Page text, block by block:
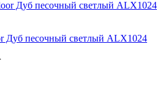
Дуб песочный светлый ALX1024